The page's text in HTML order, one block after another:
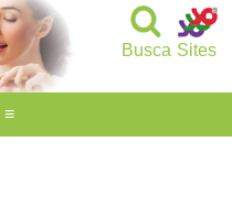
Sites
Busca